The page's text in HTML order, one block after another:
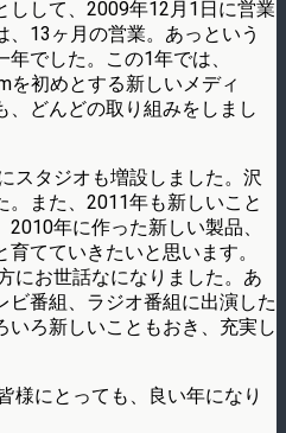
しして、2009年12月1日に営業
13ヶ月の営業。あっという
でした。この1年では、
を初めとする新しいメディ
、どんどの取り組みをしまし
スタジオも増設しました。沢
。また、2011年も新しいこと
年に作った新しい製品、
てていきたいと思います。
にお世話なになりました。あ
ビ番組、ラジオ番組に出演した
いろ新しいこともおき、充実し
様にとっても、良い年になり